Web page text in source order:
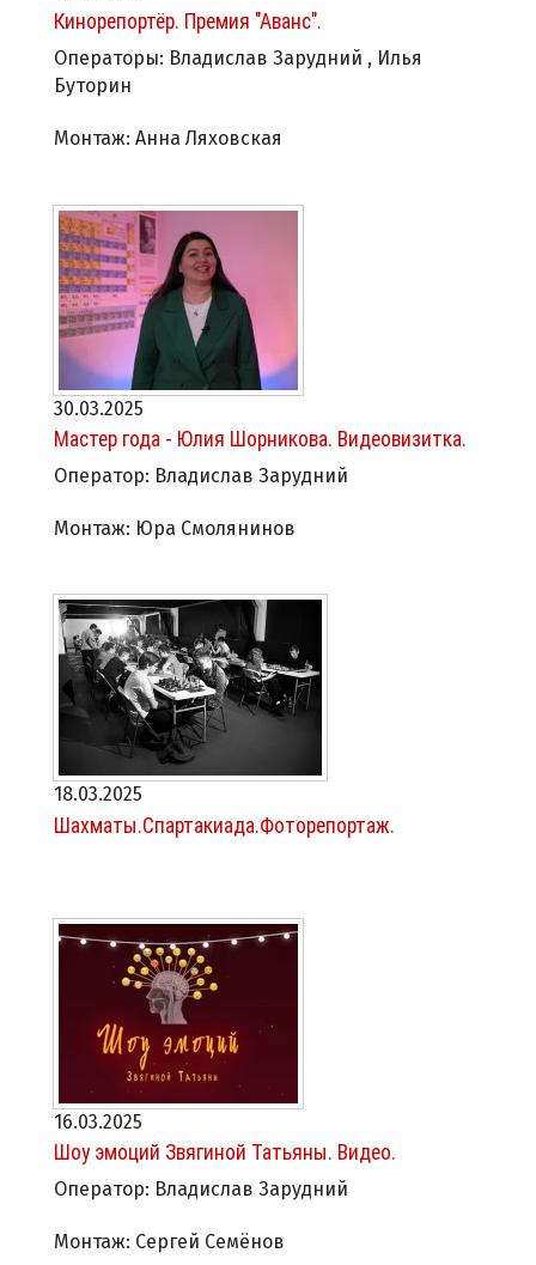
Кинорепортёр. Премия "Аванс".
Операторы: Владислав Зарудний , Илья
Буторин
Монтаж: Анна Ляховская
30.03.2025
Мастер года - Юлия Шорникова. Видеовизитка.
Оператор: Владислав Зарудний
Монтаж: Юра Смолянинов
18.03.2025
Шахматы.Спартакиада.Фоторепортаж.
16.03.2025
Шоу эмоций Звягиной Татьяны. Видео.
Оператор: Владислав Зарудний
Монтаж: Сергей Семёнов